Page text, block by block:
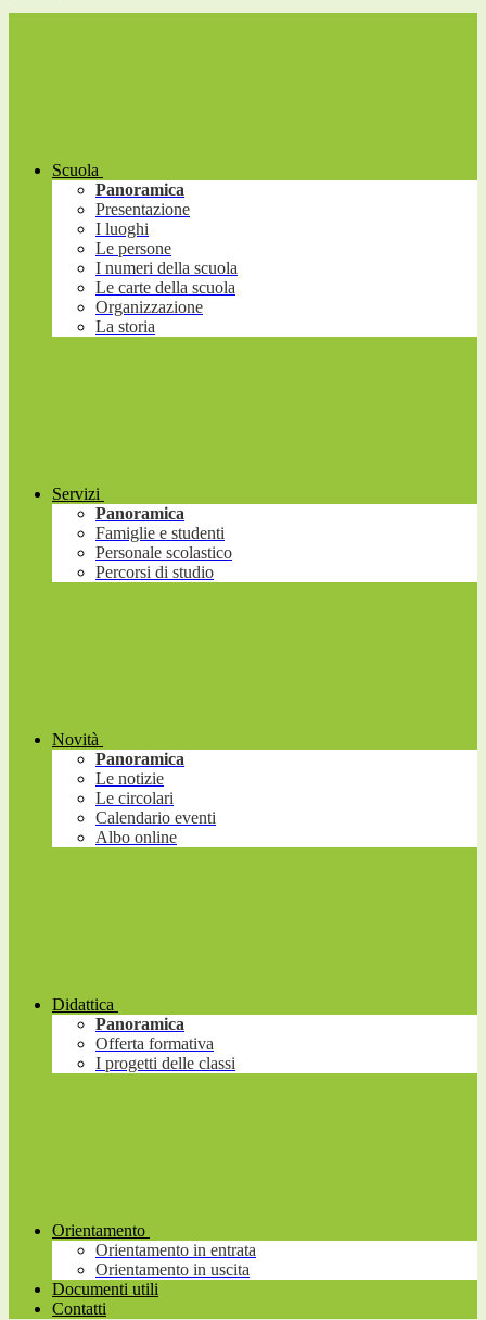
Scuola
Panoramica
Presentazione
I luoghi
Le persone
I numeri della scuola
Le carte della scuola
Organizzazione
La storia
Servizi
Panoramica
Famiglie e studenti
Personale scolastico
Percorsi di studio
Novità
Panoramica
Le notizie
Le circolari
Calendario eventi
Albo online
Didattica
Panoramica
Offerta formativa
I progetti delle classi
Orientamento
Orientamento in entrata
Orientamento in uscita
Documenti utili
Contatti